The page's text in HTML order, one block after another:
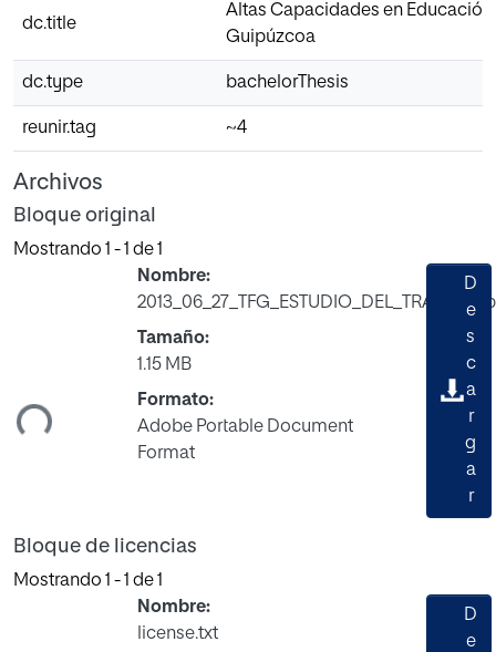
dc.title
Altas Capacidades en Educación
Guipúzcoa
dc.type bachelorThesis
reunir.tag ~4
Archivos
Bloque original
Mostrando 1 - 1 de 1
Nombre:
Tamaño:
1.15 MB
Formato:
Adobe Portable Document
Format
D
e
s
c
a
r
g
a
r
Bloque de licencias
Mostrando 1 - 1 de 1
Nombre:
license.txt
D
e